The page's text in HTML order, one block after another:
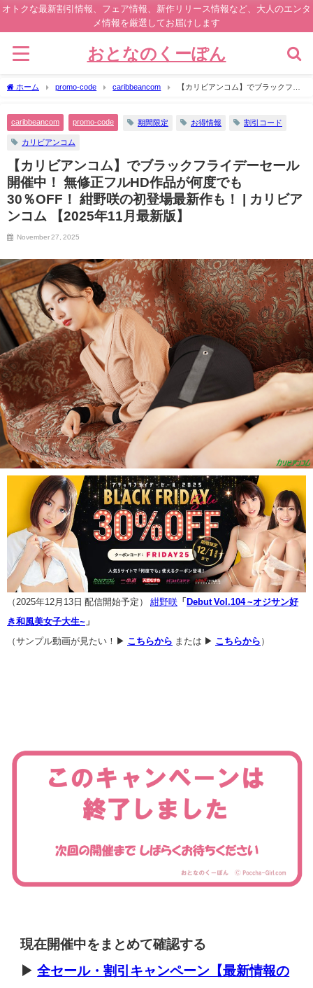
オトクな最新割引情報、フェア情報、新作リリース情報など、大人のエンタ
メ情報を厳選してお届けします
おとなのくーぽん
ホーム promo-code caribbeancom
【カリビアンコム】でブラックフラ
caribbeancom
promo-code 期間限定 お得情報 割引コード
カリビアンコム
【カリビアンコム】でブラックフライデーセール
開催中！ 無修正フルHD作品が何度でも
30％OFF！ 紺野咲の初登場最新作も！ | カリビア
ンコム 【2025年11月最新版】
November 27, 2025
（2025年12月13日 配信開始予定） 紺野咲 「 Debut Vol.104 ~オジサン好
き和風美女子大生~ 」
（サンプル動画が見たい！▶ こちらから または ▶ こちらから ）
現在開催中をまとめて確認する
▶全セール・割引キャンペーン【最新情報の